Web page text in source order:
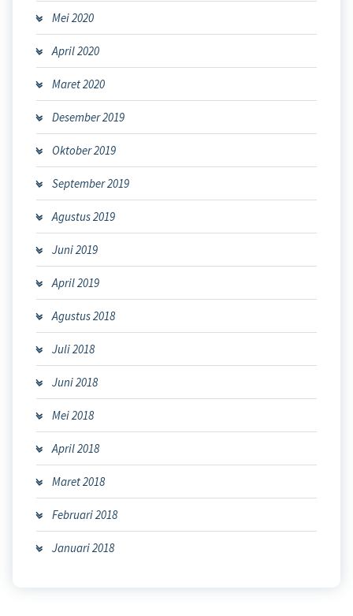
Mei 2020
April 2020
Maret 2020
Desember 2019
Oktober 2019
September 2019
Agustus 2019
Juni 2019
April 2019
Agustus 2018
Juli 2018
Juni 2018
Mei 2018
April 2018
Maret 2018
Februari 2018
Januari 2018